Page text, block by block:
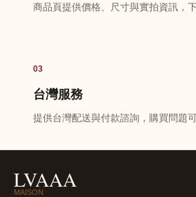
商品頁提供價格、尺寸與實拍資訊，
03
台灣服務
提供台灣配送與付款諮詢，購買問題
LVAAA
MAISON